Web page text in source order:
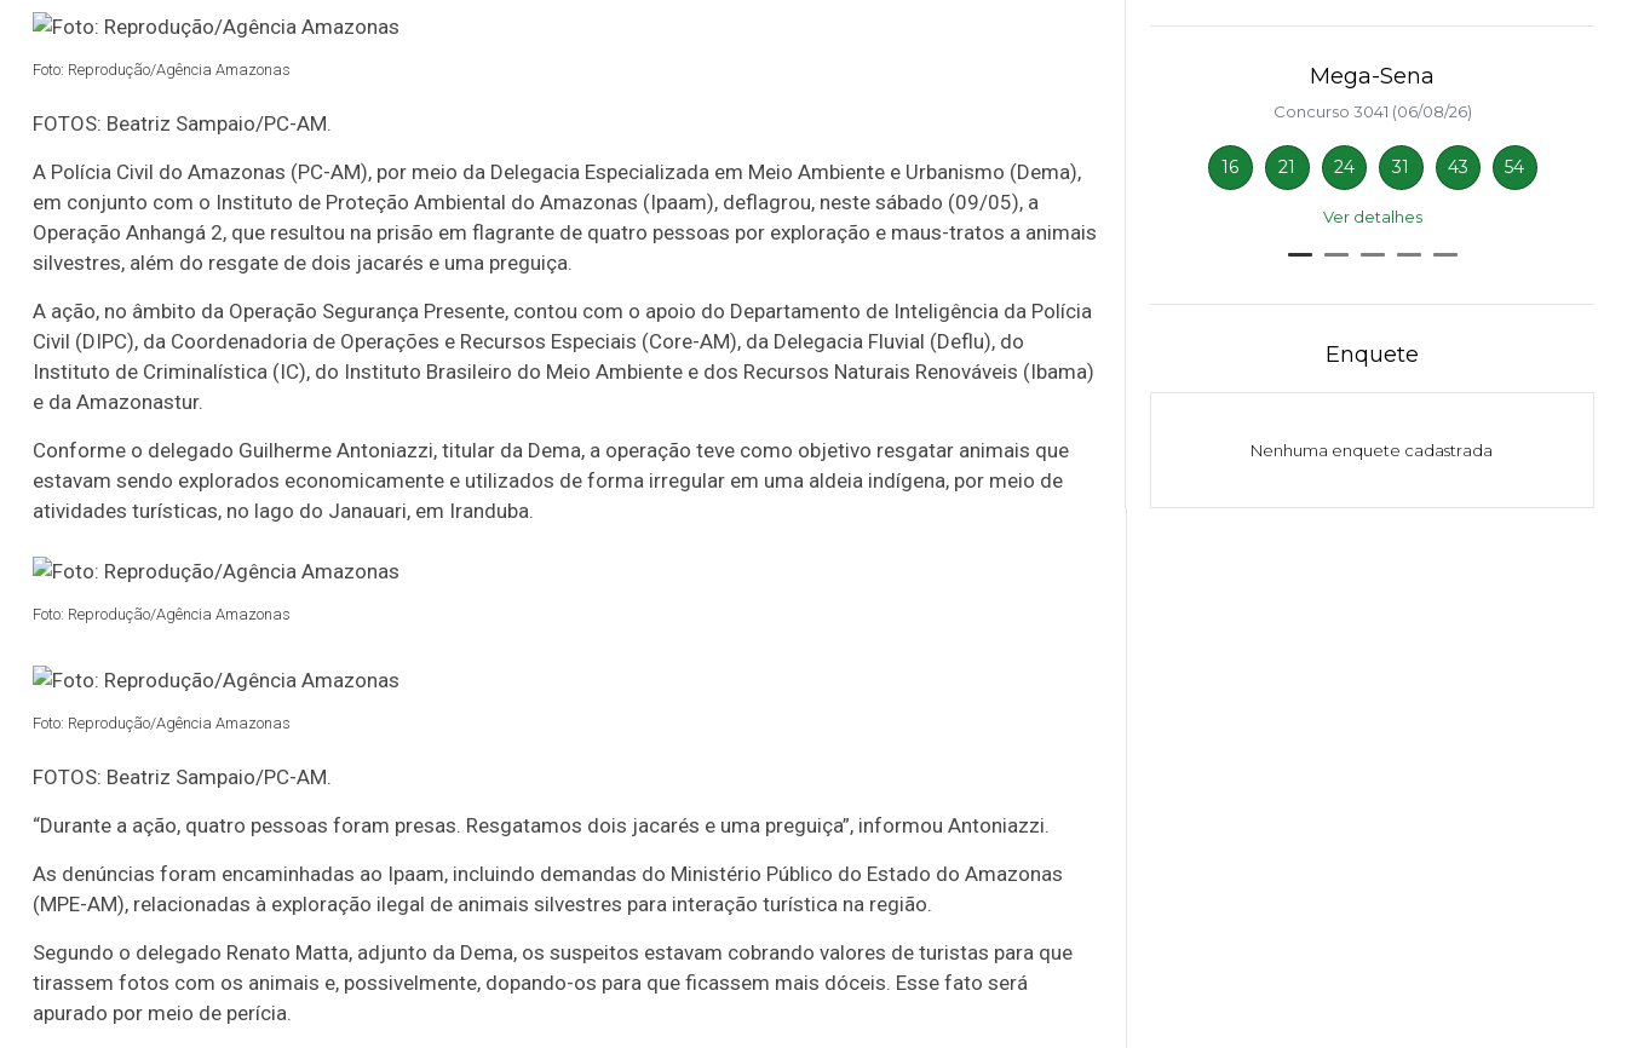
Foto: Reprodução/Agência Amazonas
FOTOS: Beatriz Sampaio/PC-AM.
A Polícia Civil do Amazonas (PC-AM), por meio da Delegacia Especializada em Meio Ambiente e Urbanismo (Dema),
em conjunto com o Instituto de Proteção Ambiental do Amazonas (Ipaam), deflagrou, neste sábado (09/05), a
Operação Anhangá 2, que resultou na prisão em flagrante de quatro pessoas por exploração e maus-tratos a animais
silvestres, além do resgate de dois jacarés e uma preguiça.
A ação, no âmbito da Operação Segurança Presente, contou com o apoio do Departamento de Inteligência da Polícia
Civil (DIPC), da Coordenadoria de Operações e Recursos Especiais (Core-AM), da Delegacia Fluvial (Deflu), do
Instituto de Criminalística (IC), do Instituto Brasileiro do Meio Ambiente e dos Recursos Naturais Renováveis (Ibama)
e da Amazonastur.
Conforme o delegado Guilherme Antoniazzi, titular da Dema, a operação teve como objetivo resgatar animais que
estavam sendo explorados economicamente e utilizados de forma irregular em uma aldeia indígena, por meio de
atividades turísticas, no lago do Janauari, em Iranduba.
Foto: Reprodução/Agência Amazonas
Foto: Reprodução/Agência Amazonas
FOTOS: Beatriz Sampaio/PC-AM.
“Durante a ação, quatro pessoas foram presas. Resgatamos dois jacarés e uma preguiça”, informou Antoniazzi.
As denúncias foram encaminhadas ao Ipaam, incluindo demandas do Ministério Público do Estado do Amazonas
(MPE-AM), relacionadas à exploração ilegal de animais silvestres para interação turística na região.
Segundo o delegado Renato Matta, adjunto da Dema, os suspeitos estavam cobrando valores de turistas para que
tirassem fotos com os animais e, possivelmente, dopando-os para que ficassem mais dóceis. Esse fato será
apurado por meio de perícia.
3755 (06/08/26)
07 08 09 11
22
25
detalhes
05 08 10 12 22 27 33
61
63 64 65 70 74
Ver detalhes
10 14 16 21 30 31
Ver detalhes
Mega-Sena
Concurso 3041 (06/08/26)
16 21 24 31 43 54
Ver detalhes
Enquete
Nenhuma enquete cadastrada